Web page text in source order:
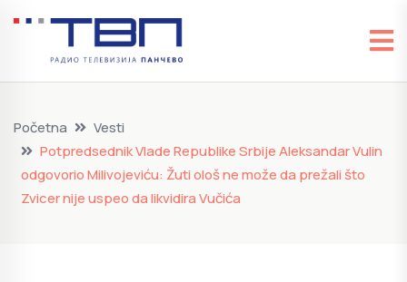
Početna
Vesti
Potpredsednik Vlade Republike Srbije Aleksandar Vulin
odgovorio Milivojeviću: Žuti ološ ne može da prežali što
Zvicer nije uspeo da likvidira Vučića